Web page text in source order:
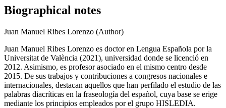
Biographical notes
Juan Manuel Ribes Lorenzo (Author)
Juan Manuel Ribes Lorenzo es doctor en Lengua Española por la
Universitat de València (2021), universidad donde se licenció en
2012. Asimismo, es profesor asociado en el mismo centro desde
2015. De sus trabajos y contribuciones a congresos nacionales e
internacionales, destacan aquellos que han perfilado el estudio de las
palabras diacríticas en la fraseología del español, cuya base se erige
mediante los principios empleados por el grupo HISLEDIA.